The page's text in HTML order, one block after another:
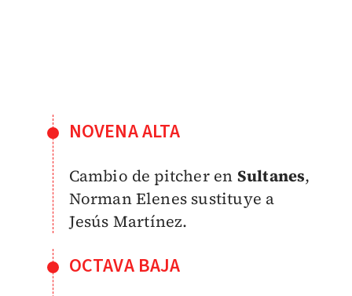
NOVENA ALTA
Cambio de pitcher en Sultanes,
Norman Elenes sustituye a
Jesús Martínez.
OCTAVA BAJA